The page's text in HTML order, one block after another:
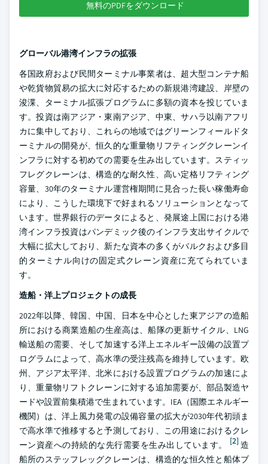
無料のPDFをダウンロード
グローバル港湾インフラの拡張
各国政府および民間ターミナル事業者は、超大型コンテナ船
や乾貨物貿易の拡大に対応するための新規港湾建設、岸壁の
浚渫、ターミナル拡張プログラムに多額の資本を投じていま
す。投資は南アジア・東南アジア、中東、サハラ以南アフリ
カに集中しており、これらの地域ではグリーンフィールドタ
ーミナルの開発が、恒久的な重量物リフティングクレーンイ
ンフラに対する初めての需要を生み出しています。スティッ
フレグクレーンは、構造的な耐久性、高い定格リフティング
容量、30年のターミナル運営権期間に見合った長い稼働寿命
により、こうした環境下で好まれるソリューションとなって
います。世界銀行のデータによると、発展途上国における港
湾インフラ投資はパンデミック後のインフラ支出サイクルで
大幅に拡大しており、新たな資本の多くがバルクおよび多目
的ターミナル向けの固定式クレーン資産に充てられていま
す。
造船・洋上プロジェクトの成長
2022年以降、韓国、中国、日本を中心とした東アジアの造船
所における商業造船の生産高は、船隊の更新サイクル、LNG
輸送船の需要、そして加速する洋上エネルギー設備の設置プ
ログラムによって、高水準の受注残高を維持しています。欧
州、アジア太平洋、北米における設置プログラムの加速によ
り、重量物リフトクレーンに対する追加需要が、部品製造ヤ
ードや設置前集積港で生まれています。IEA（国際エネルギー
機関）は、洋上風力発電の設備容量の拡大が2030年代初頭ま
で高水準で推移すると予測しており、この用途におけるクレ
ーン資産への持続的な先行需要を生み出しています。
[2]造
船所のステッフレッグクレーンは、構造的な恒久性と船体ブ